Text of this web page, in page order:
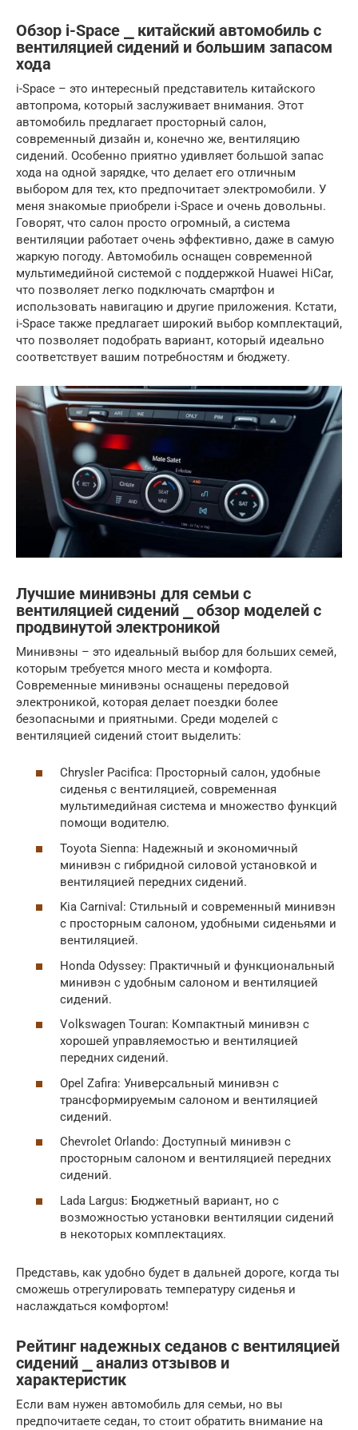
Обзор i-Space ⎯ китайский автомобиль с
вентиляцией сидений и большим запасом
хода
i-Space – это интересный представитель китайского
автопрома, который заслуживает внимания. Этот
автомобиль предлагает просторный салон,
современный дизайн и, конечно же, вентиляцию
сидений. Особенно приятно удивляет большой запас
хода на одной зарядке, что делает его отличным
выбором для тех, кто предпочитает электромобили. У
меня знакомые приобрели i-Space и очень довольны.
Говорят, что салон просто огромный, а система
вентиляции работает очень эффективно, даже в самую
жаркую погоду. Автомобиль оснащен современной
мультимедийной системой с поддержкой Huawei HiCar,
что позволяет легко подключать смартфон и
использовать навигацию и другие приложения. Кстати,
i-Space также предлагает широкий выбор комплектаций,
что позволяет подобрать вариант, который идеально
соответствует вашим потребностям и бюджету.
Лучшие минивэны для семьи с
вентиляцией сидений ⎯ обзор моделей с
продвинутой электроникой
Минивэны – это идеальный выбор для больших семей,
которым требуется много места и комфорта.
Современные минивэны оснащены передовой
электроникой, которая делает поездки более
безопасными и приятными. Среди моделей с
вентиляцией сидений стоит выделить:
Chrysler Pacifica: Просторный салон, удобные
сиденья с вентиляцией, современная
мультимедийная система и множество функций
помощи водителю.
Toyota Sienna: Надежный и экономичный
минивэн с гибридной силовой установкой и
вентиляцией передних сидений.
Kia Carnival: Стильный и современный минивэн
с просторным салоном, удобными сиденьями и
вентиляцией.
Honda Odyssey: Практичный и функциональный
минивэн с удобным салоном и вентиляцией
сидений.
Volkswagen Touran: Компактный минивэн с
хорошей управляемостью и вентиляцией
передних сидений.
Opel Zafira: Универсальный минивэн с
трансформируемым салоном и вентиляцией
сидений.
Chevrolet Orlando: Доступный минивэн с
просторным салоном и вентиляцией передних
сидений.
Lada Largus: Бюджетный вариант, но с
возможностью установки вентиляции сидений
в некоторых комплектациях.
Представь, как удобно будет в дальней дороге, когда ты
сможешь отрегулировать температуру сиденья и
наслаждаться комфортом!
Рейтинг надежных седанов с вентиляцией
сидений ⎯ анализ отзывов и
характеристик
Если вам нужен автомобиль для семьи, но вы
предпочитаете седан, то стоит обратить внимание на